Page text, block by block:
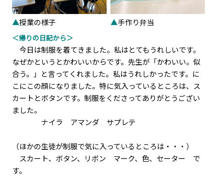
▲授業の様子 ▲手作り弁当
＜帰りの日記から＞
今日は制服を着てきました。私はとてもうれしいです。
なぜかというとかわいいからです。先生が「かわいい。似
合う。」と言ってくれました。私はうれしかったです。に
こにこの顔になりました。特に気入っているところは、ス
カートとボタンです。制服をくださってありがとうござい
ました。
ナイラ アマンダ サプレテ
（ほかの生徒が制服で気に入っているところは・・・）
スカート、ボタン、リボン マーク、色、セーター で
す。